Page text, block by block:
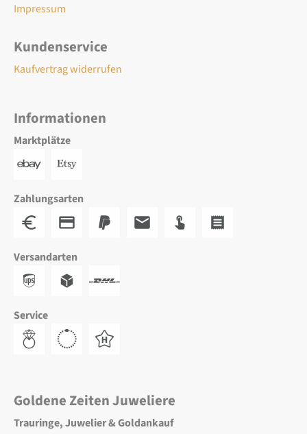
Impressum
Kundenservice
Kaufvertrag widerrufen
Informationen
Marktplätze
Zahlungsarten
Versandarten
Service
Goldene Zeiten Juweliere
Trauringe, Juwelier & Goldankauf